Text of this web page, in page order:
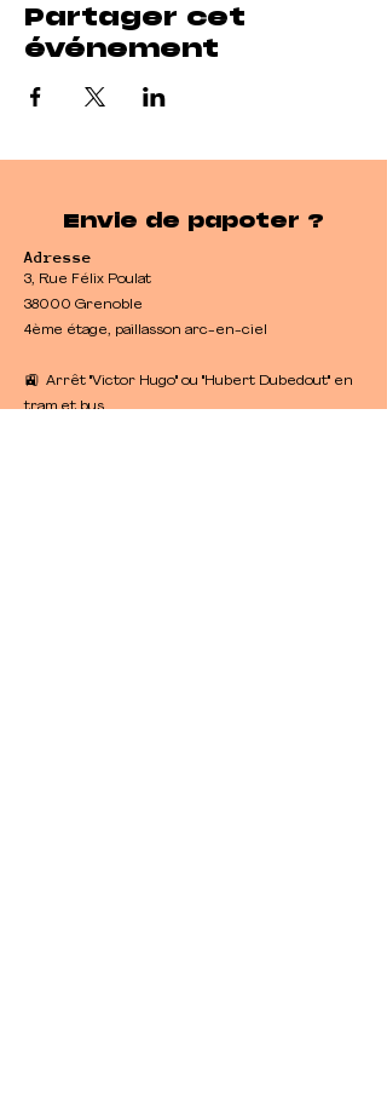
Partager cet
événement
Envie de papoter ?
Adresse
3, Rue Félix Poulat
38000 Grenoble
4ème étage, paillasson arc-en-ciel
🚉 Arrêt "Victor Hugo" ou "Hubert Dubedout" en
tram et bus